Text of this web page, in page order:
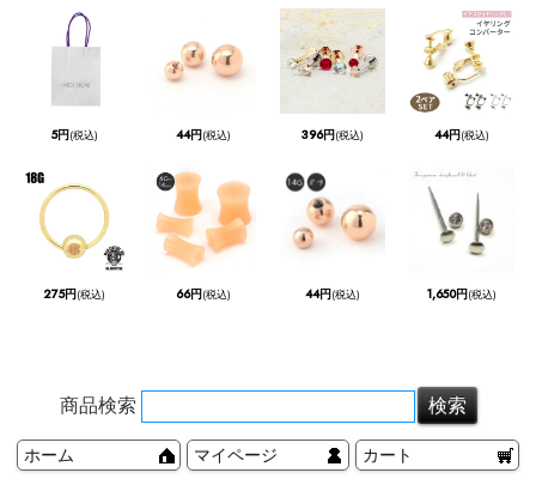
5円(税込) 44円(税込) 396円(税込) 44円(税込)
275円(税込) 66円(税込) 44円(税込) 1,650円(税込)
商品検索
ホーム マイページ カート